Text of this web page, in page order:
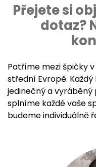
Přejete si
dotaz?
Patříme mezi špičky
střední Evropě.
jedinečný a vyráběný
splníme každé vaše
budeme individuálně